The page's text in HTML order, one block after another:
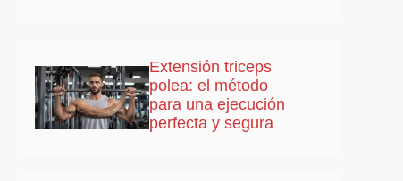
Extensión triceps
polea: el método
para una ejecución
perfecta y segura